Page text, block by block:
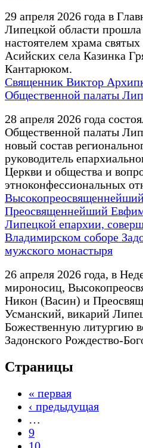
29 апреля 2026 года в
Липецкой области прошла
настоятелем храма
Асийских села Казинка
Кантарюком.
Священник Виктор
Общественной палаты
28 апреля 2026 года
Общественной палаты
новый состав
руководитель
Церкви и общества и
этноконфессиональных
Преосвященнейший
Липецкой епархии,
Владимирском соборе
мужского монастыря
26 апреля 2026 года, в
мироносиц,
Никон (Васин) и
Усманский, викарий
Божественную литургию
Задонского Рождество-
Страницы
« первая
‹ предыдущая
…
9